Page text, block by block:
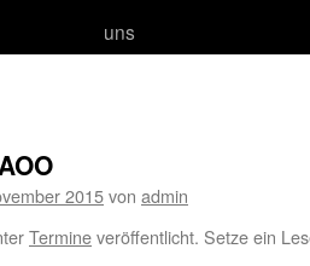
uns
2015von admin
Termineveröffentlicht. Setze ein